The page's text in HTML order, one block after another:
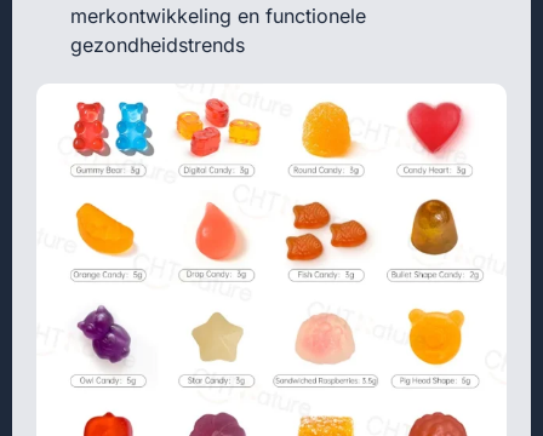
merkontwikkeling en functionele
gezondheidstrends